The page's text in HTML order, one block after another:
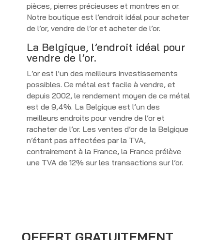
pièces, pierres précieuses et montres en or.
Notre boutique est l’endroit idéal pour acheter
de l’or, vendre de l’or et acheter de l’or.
La Belgique, l’endroit idéal pour
vendre de l’or.
L’or est l’un des meilleurs investissements
possibles. Ce métal est facile à vendre, et
depuis 2002, le rendement moyen de ce métal
est de 9,4%. La Belgique est l’un des
meilleurs endroits pour vendre de l’or et
racheter de l’or. Les ventes d’or de la Belgique
n’étant pas affectées par la TVA,
contrairement à la France, la France prélève
une TVA de 12% sur les transactions sur l’or.
OFFERT GRATUITEMENT,